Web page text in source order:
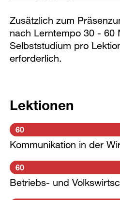
Zusätzlich zum
nach Lerntempo 30 - 60
Selbststudium pro
erforderlich.
Lektionen
60
Kommunikation in der
60
Betriebs- und